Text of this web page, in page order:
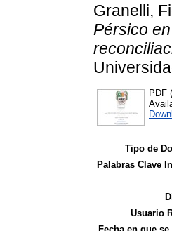
Granelli,
Pérsico
PDF
Tipo de
Palabras Clave
Usuario